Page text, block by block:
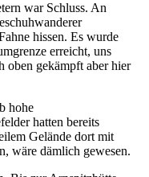
war Schluss. An
hissen. Es wurde
erreicht, uns
oben gekämpft aber hier
hohe
hatten bereits
Gelände dort mit
wäre dämlich gewesen.